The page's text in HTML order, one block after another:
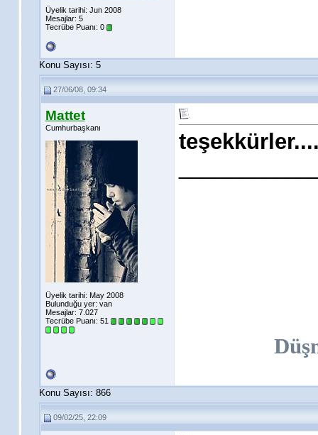
Üyelik tarihi: Jun 2008
Mesajlar: 5
Tecrübe Puanı: 0
Konu Sayısı: 5
27/06/08, 09:34
Mattet
Cumhurbaşkanı
Üyelik tarihi: May 2008
Bulunduğu yer: van
Mesajlar: 7.027
Tecrübe Puanı: 51
Konu Sayısı: 866
09/02/25, 22:09